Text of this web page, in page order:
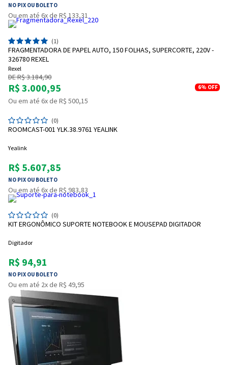
NO PIX OU BOLETO
Ou em até 6x de R$ 133,31
(1)
FRAGMENTADORA DE PAPEL AUTO, 150 FOLHAS, SUPERCORTE, 220V -
326780 REXEL
Rexel
DE R$ 3.184,90
R$ 3.000,95 6% OFF
Ou em até 6x de R$ 500,15
(0)
ROOMCAST-001 YLK.38.9761 YEALINK
Yealink
R$ 5.607,85
NO PIX OU BOLETO
Ou em até 6x de R$ 983,83
(0)
KIT ERGONÔMICO SUPORTE NOTEBOOK E MOUSEPAD DIGITADOR
Digitador
R$ 94,91
NO PIX OU BOLETO
Ou em até 2x de R$ 49,95